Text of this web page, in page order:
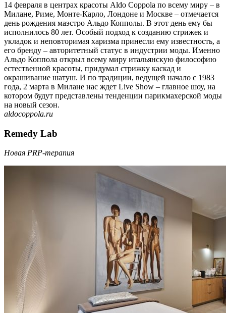
14 февраля в центрах красоты Aldo Coppola по всему миру – в
Милане, Риме, Монте-Карло, Лондоне и Москве – отмечается
день рождения маэстро Альдо Копполы. В этот день ему бы
исполнилось 80 лет. Особый подход к созданию стрижек и
укладок и неповторимая харизма принесли ему известность, а
его бренду – авторитетный статус в индустрии моды. Именно
Альдо Коппола открыл всему миру итальянскую философию
естественной красоты, придумал стрижку каскад и
окрашивание шатуш. И по традиции, ведущей начало с 1983
года, 2 марта в Милане нас ждет Live Show – главное шоу, на
котором будут представлены тенденции парикмахерской моды
на новый сезон.
aldocoppola.ru
Remedy Lab
Новая PRP-терапия